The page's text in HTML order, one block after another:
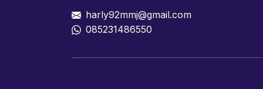
harly92mmj@gmail.com
085231486550